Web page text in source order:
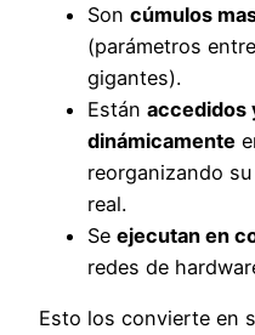
Son cúmulos
(parámetros
gigantes).
Están accedidos
dinámicamente
reorganizando
real.
Se ejecutan en
redes de
Esto los convierte en